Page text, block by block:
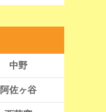
中野
阿佐ヶ谷